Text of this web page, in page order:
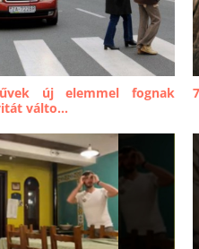
új elemmel fognak
válto...